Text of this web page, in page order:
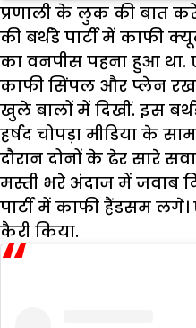
प्रणाली के लुक की बात करें
की बर्थडे पार्टी में काफी
का वनपीस पहना हुआ
काफी सिंपल और प्लेन
खुले बालों में दिखीं. इस
हर्षद चोपड़ा मीडिया के
दौरान दोनों के ढेर सारे
मस्ती भरे अंदाज में जवाब
पार्टी में काफी हैंडसम
कैरी किया.